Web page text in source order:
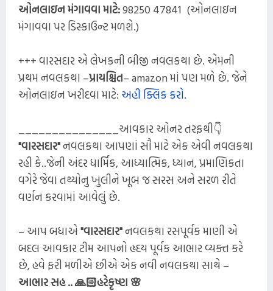
ઓનલાઇન મંગાવવા માટે:98250 47841 (ઓનલાઇન
મંગાવવા પર ડિસ્કાઉન્ટ મળશે.)
+++ વારસદાર એ લેખકની બીજી નવલકથા છે. એમની
પ્રથમ નવલકથા –પ્રાયશ્ચિત– amazon માં પણ મળે છે. જેને
ઓનલાઇન ખરીદવા માટે: અહી ક્લિક કરો.
_______________આવકાર ઓનર તરફથી👇
"વારસદાર"નવલકથા આપણાં સૌ માટે એક એવી નવલકથા
રહી કે..જેની અંદર ધાર્મિક, આધ્યાત્મિક, ધ્યાન, પ્રમાણિકતા
વગેરે જેવા તથ્યોનુ ખુલીને ખૂબ જ સરસ અને સરળ રીતે
વર્ણન કરવામાં આવેલું છે.
– આપ બધાએ "વારસદાર"નવલકથા રસપૂર્વક માણી એ
બદલ આવકાર ટીમ આપનો હૃદય પૂર્વક આભાર વ્યક્ત કરે
છે, હવે ફરી મળીએ છીએ એક નવી નવલકથા સાથે –
આભાર સહ .. 🙏🏻હરેકૃષ્ણ 🌸